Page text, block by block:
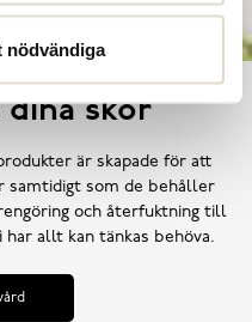
nödvändiga
dina skor
är skapade för att
samtidigt som de behåller
och återfuktning till
allt kan tänkas behöva.